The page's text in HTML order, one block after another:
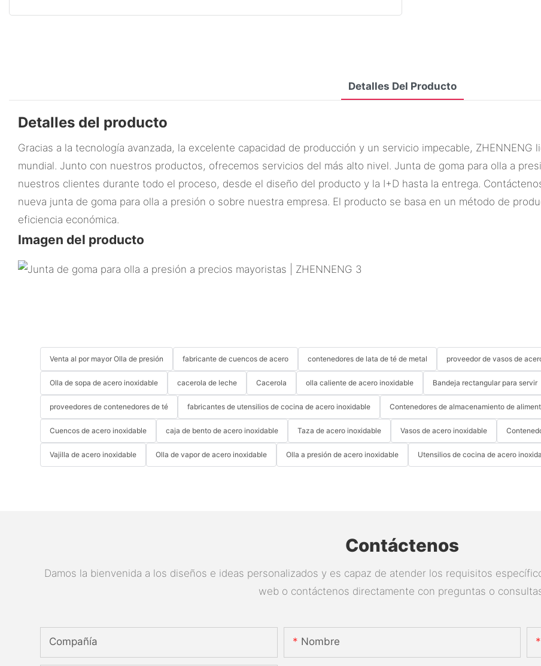
Detalles Del Producto
Detalles del producto
Gracias a la tecnología avanzada, la excelente capacidad de producción y un servicio impecable,
mundial. Junto con nuestros productos, ofrecemos servicios del más alto nivel. Junta de goma para olla a
nuestros clientes durante todo el proceso, desde el diseño del producto y la I+D hasta la entrega.
nueva junta de goma para olla a presión o sobre nuestra empresa. El producto se basa en un método de
eficiencia económica.
Imagen del producto
Venta al por mayor Olla de presión fabricante de cuencos de acero contenedores de lata de té de metal proveedor de vasos de
Olla de sopa de acero inoxidable cacerola de leche Cacerola olla caliente de acero inoxidable Bandeja rectangular para servir
proveedores de contenedores de té fabricantes de utensilios de cocina de acero inoxidable Contenedores de almacenamiento de
Cuencos de acero inoxidable caja de bento de acero inoxidable Taza de acero inoxidable Vasos de acero inoxidable
Vajilla de acero inoxidable Olla de vapor de acero inoxidable Olla a presión de acero inoxidable Utensilios de cocina de acero
Contáctenos
Damos la bienvenida a los diseños e ideas personalizados y es capaz de atender los requisitos
web o contáctenos directamente con preguntas o
Compañía Nombre